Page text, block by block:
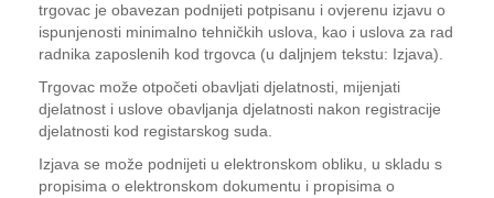
trgovac je obavezan podnijeti potpisanu i ovjerenu izjavu o
ispunjenosti minimalno tehničkih uslova, kao i uslova za rad
radnika zaposlenih kod trgovca (u daljnjem tekstu: Izjava).
Trgovac može otpočeti obavljati djelatnosti, mijenjati
djelatnost i uslove obavljanja djelatnosti nakon registracije
djelatnosti kod registarskog suda.
Izjava se može podnijeti u elektronskom obliku, u skladu s
propisima o elektronskom dokumentu i propisima o